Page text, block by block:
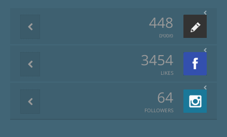
448
פוסטים
3454
LIKES
64
FOLLOWERS